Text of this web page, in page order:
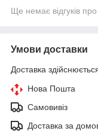
Ще немає відгуків
Умови доставки
Доставка
Нова Пошта
Самовивіз
Доставка за